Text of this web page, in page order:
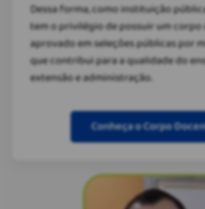
Dessa forma, como instituição
tem o privilégio de possuir um
aprovado em seleções públicas por
que contribui para a qualidade do
extensão e administração.
Conheça o Corpo